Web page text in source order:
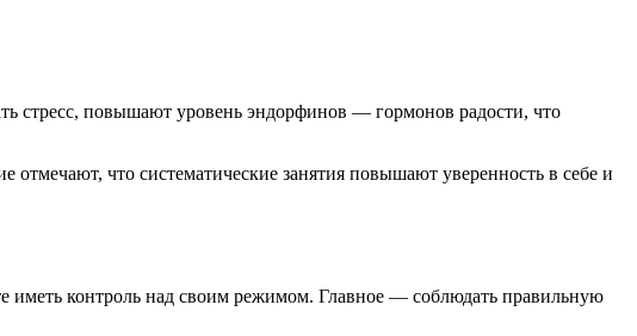
стресс, повышают уровень эндорфинов — гормонов радости, что
что систематические занятия повышают уверенность в себе и
иметь контроль над своим режимом. Главное — соблюдать правильную